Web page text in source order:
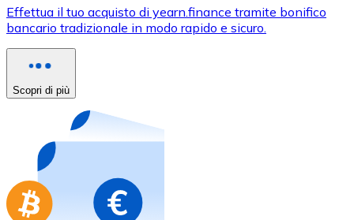
Usa le carte Visa e Mastercard per acquistare
Acquista con carta
Negozio - Carte regalo
Nuovo
Acquista gift card dei tuoi marchi preferiti con
Vai al negozio di carte regalo
Effettua il tuo acquisto di yearn.finance tramite bonifico
bancario tradizionale in modo rapido e sicuro.
Scopri di più